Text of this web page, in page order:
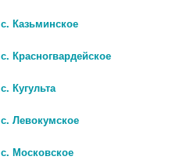
с. Казьминское
с. Красногвардейское
с. Кугульта
с. Левокумское
с. Московское